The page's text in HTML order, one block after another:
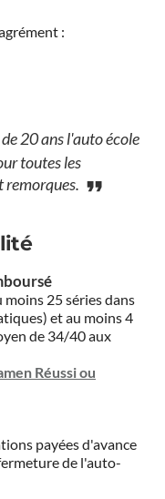
:
20 ans l'auto école
toutes les
remorques.
moins 25 séries dans
et au moins 4
de 34/40 aux
Réussi ou
payées d'avance
de l'auto-